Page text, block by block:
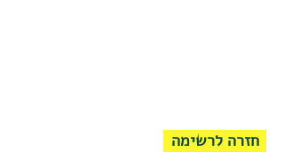
חזרה לרשימה